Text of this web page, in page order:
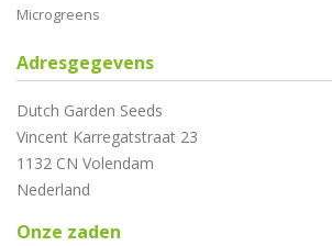
Microgreens
Adresgegevens
Dutch Garden Seeds
Vincent Karregatstraat 23
1132 CN Volendam
Nederland
Onze zaden